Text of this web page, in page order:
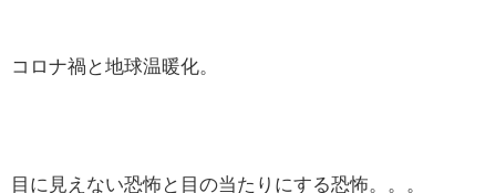
コロナ禍と地球温暖化。
目に見えない恐怖と目の当たりにする恐怖。。。